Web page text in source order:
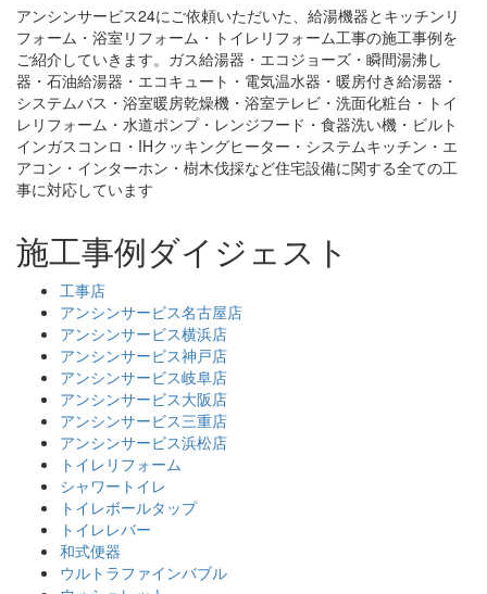
アンシンサービス24にご依頼いただいた、給湯機器とキッチンリ
フォーム・浴室リフォーム・トイレリフォーム工事の施工事例を
ご紹介していきます。ガス給湯器・エコジョーズ・瞬間湯沸し
器・石油給湯器・エコキュート・電気温水器・暖房付き給湯器・
システムバス・浴室暖房乾燥機・浴室テレビ・洗面化粧台・トイ
レリフォーム・水道ポンプ・レンジフード・食器洗い機・ビルト
インガスコンロ・IHクッキングヒーター・システムキッチン・エ
アコン・インターホン・樹木伐採など住宅設備に関する全ての工
事に対応しています
施工事例ダイジェスト
工事店
アンシンサービス名古屋店
アンシンサービス横浜店
アンシンサービス神戸店
アンシンサービス岐阜店
アンシンサービス大阪店
アンシンサービス三重店
アンシンサービス浜松店
トイレリフォーム
シャワートイレ
トイレボールタップ
トイレレバー
和式便器
ウルトラファインバブル